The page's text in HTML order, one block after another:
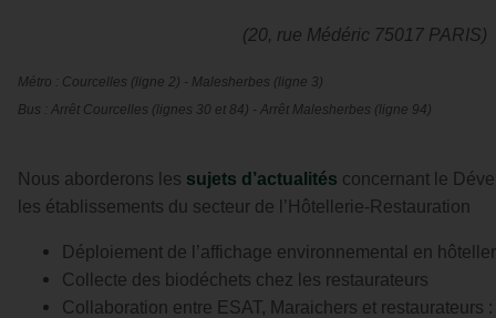
(20, rue Médéric 75017 PARIS)
Métro : Courcelles (ligne 2) - Malesherbes (ligne 3)
Bus : Arrêt Courcelles (lignes 30 et 84) - Arrêt Malesherbes (ligne 94)
Nous aborderons les sujets d’actualités concernant le
les établissements du secteur de l’Hôtellerie-Restauration
Déploiement de l’affichage environnemental en
Collecte des biodéchets chez les restaurateurs
Collaboration entre ESAT, Maraichers et